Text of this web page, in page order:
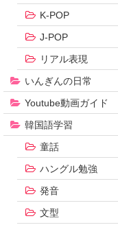
K-POP
J-POP
リアル表現
いんぎんの日常
Youtube動画ガイド
韓国語学習
童話
ハングル勉強
発音
文型